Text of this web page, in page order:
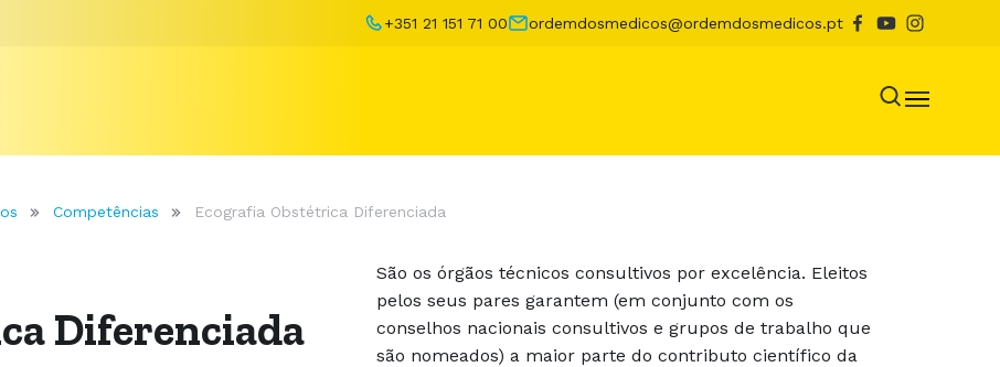
+351 21 151 71 00 ordemdosmedicos@ordemdosmedicos.pt
Competências Ecografia Obstétrica Diferenciada
Diferenciada
São os órgãos técnicos consultivos por excelência. Eleitos
pelos seus pares garantem (em conjunto com os
conselhos nacionais consultivos e grupos de trabalho que
são nomeados) a maior parte do contributo científico da